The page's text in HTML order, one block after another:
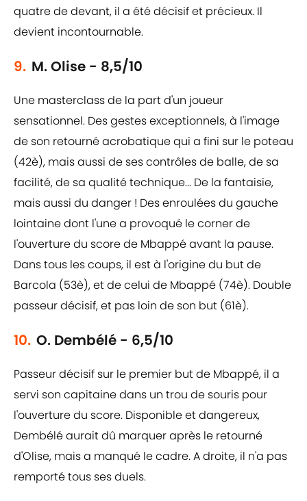
quatre de devant, il a été décisif et précieux. Il
devient incontournable.
9. M. Olise - 8,5/10
Une masterclass de la part d'un joueur
sensationnel. Des gestes exceptionnels, à l'image
de son retourné acrobatique qui a fini sur le poteau
(42è), mais aussi de ses contrôles de balle, de sa
facilité, de sa qualité technique... De la fantaisie,
mais aussi du danger ! Des enroulées du gauche
lointaine dont l'une a provoqué le corner de
l'ouverture du score de Mbappé avant la pause.
Dans tous les coups, il est à l'origine du but de
Barcola (53è), et de celui de Mbappé (74è). Double
passeur décisif, et pas loin de son but (61è).
10. O. Dembélé - 6,5/10
Passeur décisif sur le premier but de Mbappé, il a
servi son capitaine dans un trou de souris pour
l'ouverture du score. Disponible et dangereux,
Dembélé aurait dû marquer après le retourné
d'Olise, mais a manqué le cadre. A droite, il n'a pas
remporté tous ses duels.